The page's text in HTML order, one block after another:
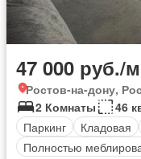
47 000 руб./
Ростов-на-дону,
2 Комнаты
46
Паркинг
Кладовая
Полностью